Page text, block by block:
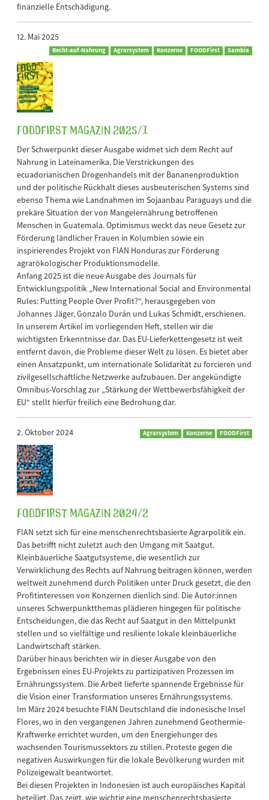
finanzielle Entschädigung.
12. Mai 2025
Recht-auf-Nahrung Agrarsystem Konzerne FOODFirst Sambia
FOODFirst Magazin 2025/1
Der Schwerpunkt dieser Ausgabe widmet sich dem Recht auf
Nahrung in Lateinamerika. Die Verstrickungen des
ecuadorianischen Drogenhandels mit der Bananenproduktion
und der politische Rückhalt dieses ausbeuterischen Systems sind
ebenso Thema wie Landnahmen im Sojaanbau Paraguays und die
prekäre Situation der von Mangelernährung betroffenen
Menschen in Guatemala. Optimismus weckt das neue Gesetz zur
Förderung ländlicher Frauen in Kolumbien sowie ein
inspirierendes Projekt von FIAN Honduras zur Förderung
agrarökologischer Produktionsmodelle.
Anfang 2025 ist die neue Ausgabe des Journals für
Entwicklungspolitik „New International Social and Environmental
Rules: Putting People Over Profit?“, herausgegeben von
Johannes Jäger, Gonzalo Durán und Lukas Schmidt, erschienen.
In unserem Artikel im vorliegenden Heft, stellen wir die
wichtigsten Erkenntnisse dar. Das EU-Lieferkettengesetz ist weit
entfernt davon, die Probleme dieser Welt zu lösen. Es bietet aber
einen Ansatzpunkt, um internationale Solidarität zu forcieren und
zivilgesellschaftliche Netzwerke aufzubauen. Der angekündigte
Omnibus-Vorschlag zur „Stärkung der Wettbewerbsfähigkeit der
EU“ stellt hierfür freilich eine Bedrohung dar.
2. Oktober 2024 Agrarsystem Konzerne FOODFirst
FOODFirst Magazin 2024/2
FIAN setzt sich für eine menschenrechtsbasierte Agrarpolitik ein.
Das betrifft nicht zuletzt auch den Umgang mit Saatgut.
Kleinbäuerliche Saatgutsysteme, die wesentlich zur
Verwirklichung des Rechts auf Nahrung beitragen können, werden
weltweit zunehmend durch Politiken unter Druck gesetzt, die den
Profitinteressen von Konzernen dienlich sind. Die Autor:innen
unseres Schwerpunktthemas plädieren hingegen für politische
Entscheidungen, die das Recht auf Saatgut in den Mittelpunkt
stellen und so vielfältige und resiliente lokale kleinbäuerliche
Landwirtschaft stärken.
Darüber hinaus berichten wir in dieser Ausgabe von den
Ergebnissen eines EU-Projekts zu partizipativen Prozessen im
Ernährungssystem. Die Arbeit lieferte spannende Ergebnisse für
die Vision einer Transformation unseres Ernährungssystems.
Im März 2024 besuchte FIAN Deutschland die indonesische Insel
Flores, wo in den vergangenen Jahren zunehmend Geothermie-
Kraftwerke errichtet wurden, um den Energiehunger des
wachsenden Tourismussektors zu stillen. Proteste gegen die
negativen Auswirkungen für die lokale Bevölkerung wurden mit
Polizeigewalt beantwortet.
Bei diesen Projekten in Indonesien ist auch europäisches Kapital
beteiligt. Das zeigt, wie wichtig eine menschenrechtsbasierte